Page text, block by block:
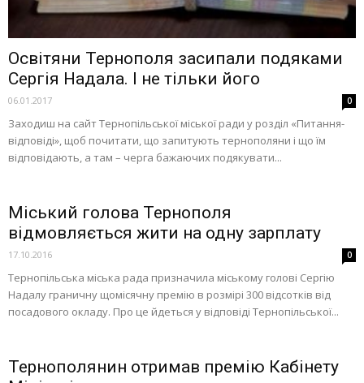
Освітяни Тернополя засипали подяками
Сергія Надала. І не тільки його
06.01.2017 0
Заходиш на сайт Тернопільської міської ради у розділ «Питання-
відповіді», щоб почитати, що запитують тернополяни і що їм
відповідають, а там – черга бажаючих подякувати...
Міський голова Тернополя
відмовляється жити на одну зарплату
17.10.2016 0
Тернопільська міська рада призначила міському голові Сергію
Надалу граничну щомісячну премію в розмірі 300 відсотків від
посадового окладу. Про це йдеться у відповіді Тернопільської...
Тернополянин отримав премію Кабінету